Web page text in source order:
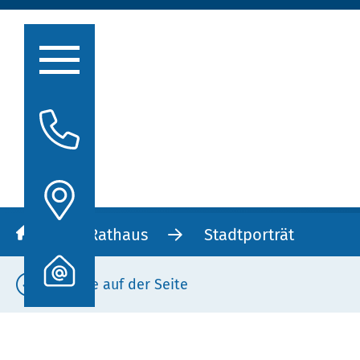
Stadtporträt
Oberbürgermeisterin
Politik
Verwaltung
Stellenausschreibungen
Rathaus Stadtporträt
Inhalte auf der Seite